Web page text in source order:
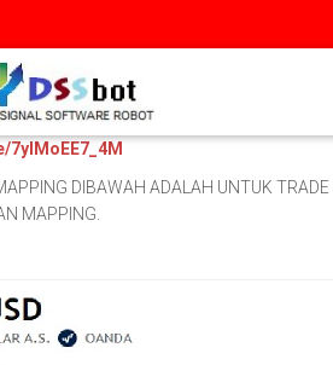
7ylMoEE7_4M
DIBAWAH ADALAH UNTUK
MAPPING.